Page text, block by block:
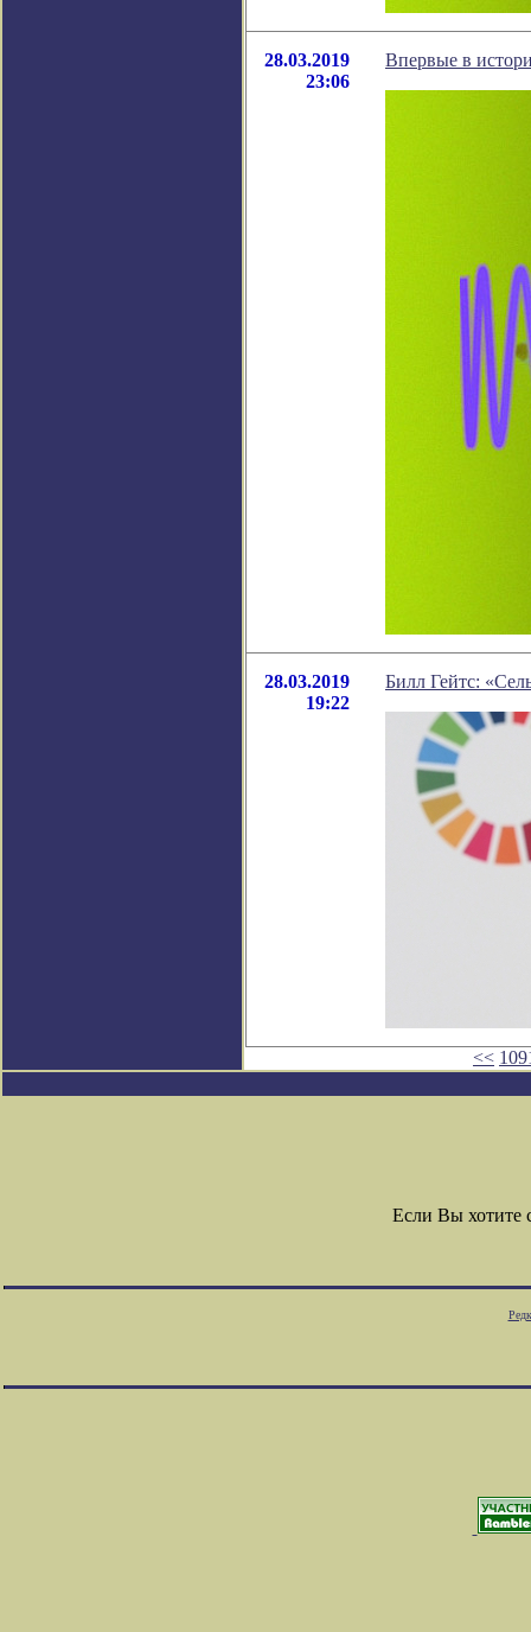
28.03.2019
23:06
Впервые в
28.03.2019
19:22
Билл Гейтс:
<<
Если Вы хотите